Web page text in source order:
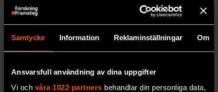
Samtycke Information Reklaminställningar Om
Ansvarsfull användning av dina uppgifter
Vi och våra 1022 partners behandlar din personliga data,
Därför rödlistas fler fjärilar
många nya rödlistas just i år har också en
annan förklaring.